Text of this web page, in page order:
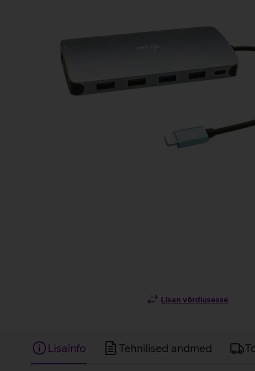
Lisan võrdlusesse
Lisainfo Tehnilised andmed